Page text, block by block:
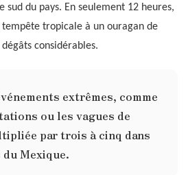
sud du pays. En seulement 12 heures,
tempête tropicale à un ouragan de
considérables.
extrêmes, comme
ou les vagues de
par trois à cinq dans
Mexique.